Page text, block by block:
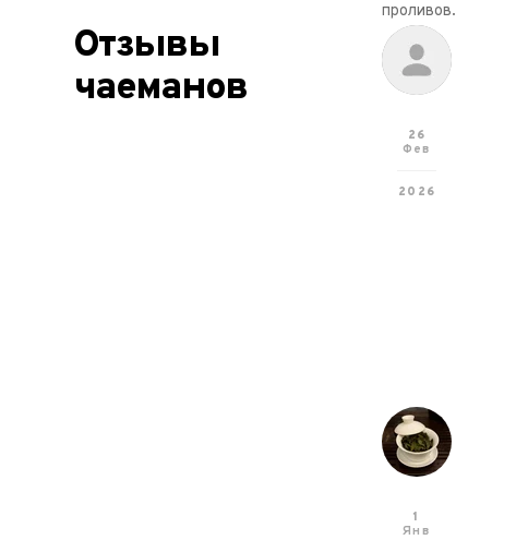
проливов.
Отзывы
чаеманов
26
Фев
2026
1
Янв